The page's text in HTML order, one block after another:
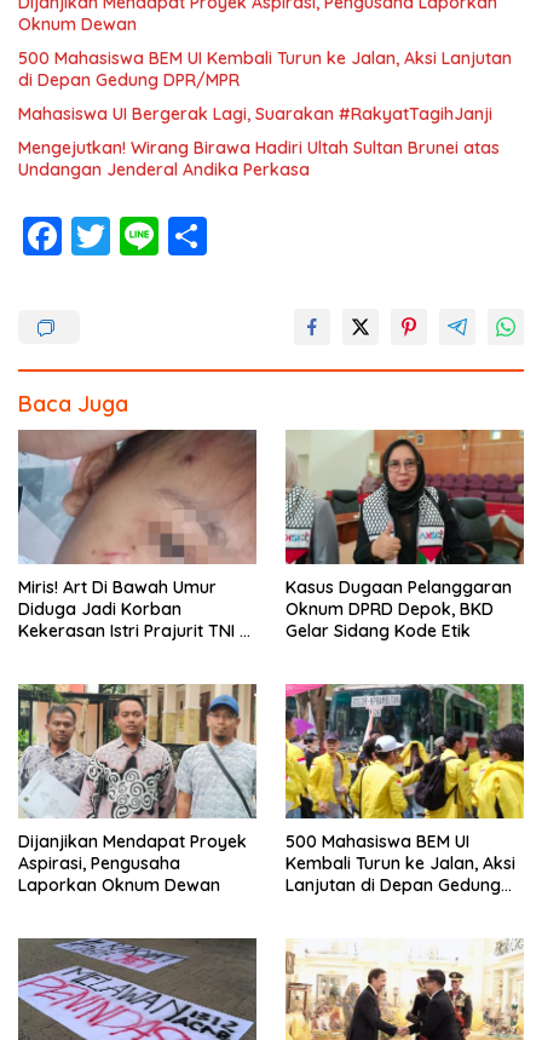
Oknum Dewan
500 Mahasiswa BEM UI Kembali Turun ke Jalan, Aksi Lanjutan
di Depan Gedung DPR/MPR
Mahasiswa UI Bergerak Lagi, Suarakan #RakyatTagihJanji
Mengejutkan! Wirang Birawa Hadiri Ultah Sultan Brunei atas
Undangan Jenderal Andika Perkasa
F
o
o
k
T Li
Baca Juga
Miris! Art Di Bawah Umur
Diduga Jadi Korban
Kekerasan Istri Prajurit TNI di
Kasus Dugaan Pelanggaran
Oknum DPRD Depok, BKD
Gelar Sidang Kode Etik
Dijanjikan Mendapat Proyek
Aspirasi, Pengusaha
Laporkan Oknum Dewan
500 Mahasiswa BEM UI
Kembali Turun ke Jalan, Aksi
Lanjutan di Depan Gedung